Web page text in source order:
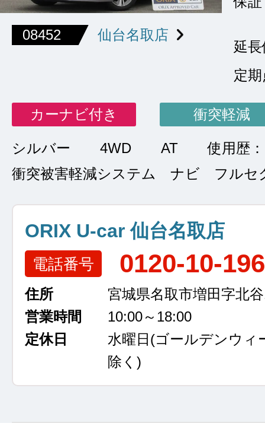
08452 仙台名取店
延
定
カーナビ付き 衝突軽減
シルバー 4WD AT
使用歴
衝突被害軽減システム ナビ フルセ
ORIX U-car 仙台名取店
電話番号 0120-10-
住所
宮城県名取市増田字北
営業時間
10:00～18:00
定休日
水曜日 (ゴールデンウィ
除く)